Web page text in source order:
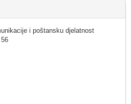
i poštansku djelatnost